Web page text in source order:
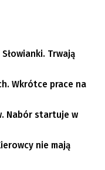
Trwają
Wkrótce prace na
Nabór startuje w
nie mają